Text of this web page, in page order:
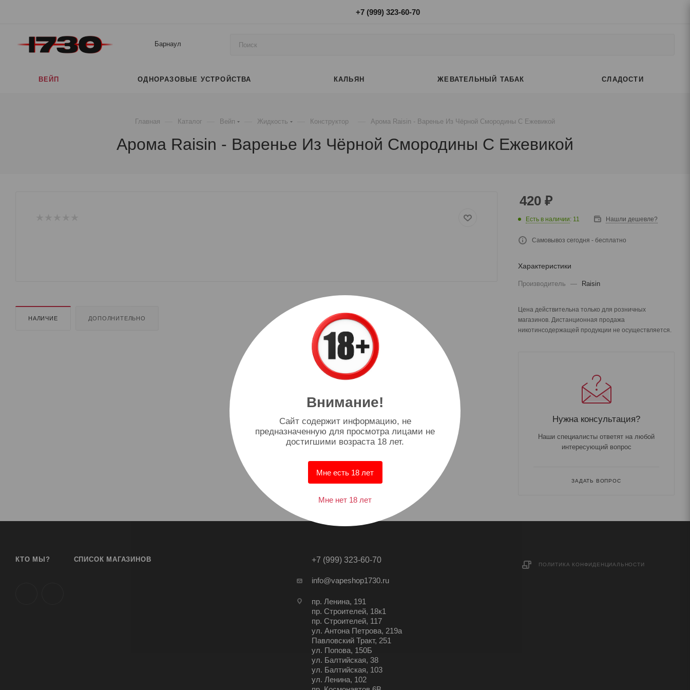
+7 (999) 323-60-70
Барнаул
ВЕЙП ОДНОРАЗОВЫЕ УСТРОЙСТВА КАЛЬЯН ЖЕВАТЕЛЬНЫЙ ТАБАК СЛАДОСТИ
Главная Каталог Вейп Жидкость Конструктор Арома Raisin - Варенье Из Чёрной Смородины С Ежевикой
Арома Raisin - Варенье Из Чёрной Смородины С Ежевикой
НАЛИЧИЕ ДОПОЛНИТЕЛЬНО
420 ₽
Есть в наличии: 11 Нашли дешевле?
Самовывоз сегодня - бесплатно
Характеристики
Производитель — Raisin
Цена действительна только для розничных
магазинов. Дистанционная продажа
никотинсодержащей продукции не осуществляется.
Нужна консультация?
Наши специалисты ответят на любой
интересующий вопрос
ЗАДАТЬ ВОПРОС
КТО МЫ? СПИСОК МАГАЗИНОВ +7 (999) 323-60-70
info@vapeshop1730.ru
пр. Ленина, 191
пр. Строителей, 18к1
пр. Строителей, 117
ул. Антона Петрова, 219а
Павловский Тракт, 251
ул. Попова, 150Б
ул. Балтийская, 38
ул. Балтийская, 103
ул. Ленина, 102
ПОЛИТИКА КОНФИДЕНЦИАЛЬНОСТИ
Внимание!
Cайт содержит информацию, не
предназначенную для просмотра лицами не
достигшими возраста 18 лет.
Мне есть 18 лет
Мне нет 18 лет